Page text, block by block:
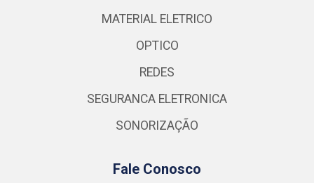
MATERIAL ELETRICO
OPTICO
REDES
SEGURANCA ELETRONICA
SONORIZAÇÃO
Fale Conosco